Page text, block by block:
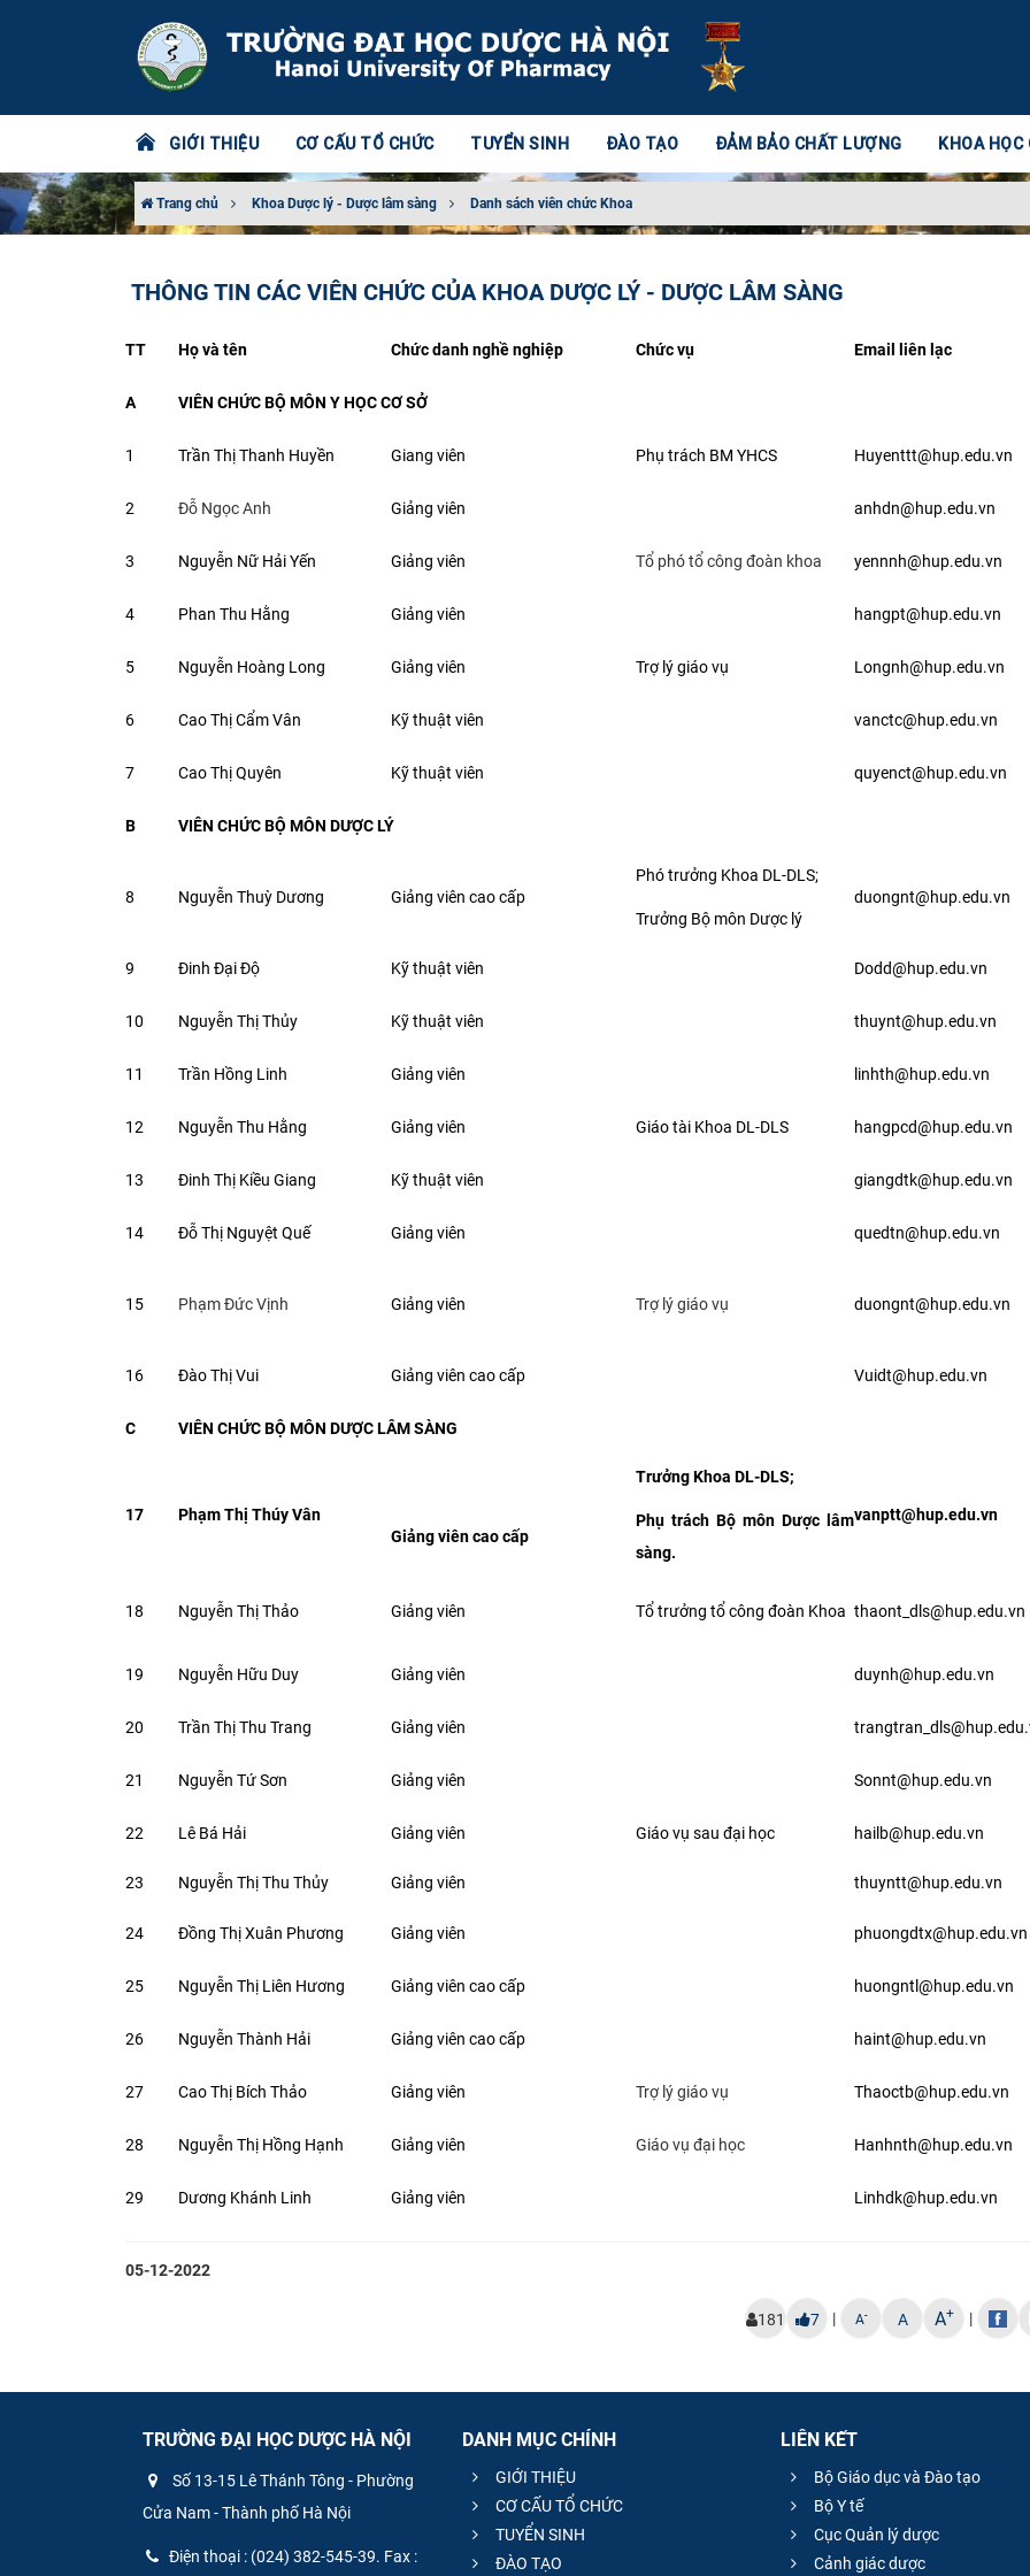
GIỚI THIỆU CƠ CẤU TỔ CHỨC TUYỂN SINH ĐÀO TẠO ĐẢM BẢO CHẤT LƯỢNG KHOA HỌC
Trang chủ Khoa Dược lý - Dược lâm sàng Danh sách viên chức Khoa
THÔNG TIN CÁC VIÊN CHỨC CỦA KHOA DƯỢC LÝ - DƯỢC LÂM SÀNG
TT Họ và tên Chức danh nghề nghiệp Chức vụ Email liên lạc
A VIÊN CHỨC BỘ MÔN Y HỌC CƠ SỞ
1 Trần Thị Thanh Huyền Giang viên Phụ trách BM YHCS Huyenttt@hup.edu.vn
2 Đỗ Ngọc Anh Giảng viên anhdn@hup.edu.vn
3 Nguyễn Nữ Hải Yến Giảng viên Tổ phó tổ công đoàn khoa yennnh@hup.edu.vn
4 Phan Thu Hằng Giảng viên hangpt@hup.edu.vn
5 Nguyễn Hoàng Long Giảng viên Trợ lý giáo vụ Longnh@hup.edu.vn
6 Cao Thị Cẩm Vân Kỹ thuật viên vanctc@hup.edu.vn
7 Cao Thị Quyên Kỹ thuật viên quyenct@hup.edu.vn
B VIÊN CHỨC BỘ MÔN DƯỢC LÝ
8 Nguyễn Thuỳ Dương Giảng viên cao cấp
Phó trưởng Khoa DL-DLS;
Trưởng Bộ môn Dược lý
duongnt@hup.edu.vn
9 Đinh Đại Độ Kỹ thuật viên Dodd@hup.edu.vn
10 Nguyễn Thị Thủy Kỹ thuật viên thuynt@hup.edu.vn
11 Trần Hồng Linh Giảng viên linhth@hup.edu.vn
12 Nguyễn Thu Hằng Giảng viên Giáo tài Khoa DL-DLS hangpcd@hup.edu.vn
13 Đinh Thị Kiều Giang Kỹ thuật viên giangdtk@hup.edu.vn
14 Đỗ Thị Nguyệt Quế Giảng viên quedtn@hup.edu.vn
15 Phạm Đức Vịnh Giảng viên Trợ lý giáo vụ duongnt@hup.edu.vn
16 Đào Thị Vui Giảng viên cao cấp Vuidt@hup.edu.vn
C VIÊN CHỨC BỘ MÔN DƯỢC LÂM SÀNG
17
Phạm Thị Thúy Vân
Giảng viên cao cấp
Trưởng Khoa DL-DLS;
Phụ trách Bộ môn Dược lâm
sàng.
vanptt@hup.edu.vn
18 Nguyễn Thị Thảo Giảng viên Tổ trưởng tổ công đoàn Khoa thaont_dls@hup.edu.vn
19 Nguyễn Hữu Duy Giảng viên duynh@hup.edu.vn
20 Trần Thị Thu Trang Giảng viên
21 Nguyễn Tứ Sơn Giảng viên Sonnt@hup.edu.vn
22 Lê Bá Hải Giảng viên Giáo vụ sau đại học hailb@hup.edu.vn
23 Nguyễn Thị Thu Thủy Giảng viên thuyntt@hup.edu.vn
24 Đồng Thị Xuân Phương Giảng viên phuongdtx@hup.edu.vn
25 Nguyễn Thị Liên Hương Giảng viên cao cấp huongntl@hup.edu.vn
26 Nguyễn Thành Hải Giảng viên cao cấp haint@hup.edu.vn
27 Cao Thị Bích Thảo Giảng viên Trợ lý giáo vụ Thaoctb@hup.edu.vn
28 Nguyễn Thị Hồng Hạnh Giảng viên Giáo vụ đại học Hanhnth@hup.edu.vn
29 Dương Khánh Linh Giảng viên Linhdk@hup.edu.vn
05-12-2022
181 7 | A- A A+ |
TRƯỜNG ĐẠI HỌC DƯỢC HÀ NỘI
Số 13-15 Lê Thánh Tông - Phường
Cửa Nam - Thành phố Hà Nội
Điện thoại : (024) 382-545-39. Fax :
DANH MỤC CHÍNH
GIỚI THIỆU
CƠ CẤU TỔ CHỨC
TUYỂN SINH
ĐÀO TẠO
LIÊN KẾT
Bộ Giáo dục và Đào tạo
Bộ Y tế
Cục Quản lý dược
Cảnh giác dược